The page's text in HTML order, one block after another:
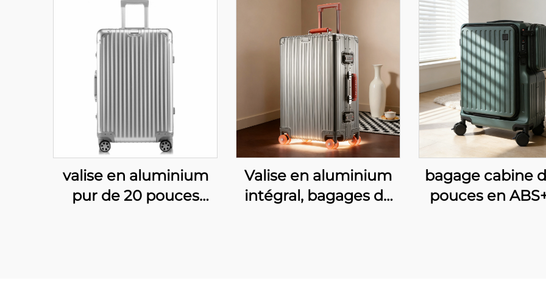
valise en aluminium
pur de 20 pouces
Valise en aluminium
intégral, bagages de
bagage cabine
pouces en